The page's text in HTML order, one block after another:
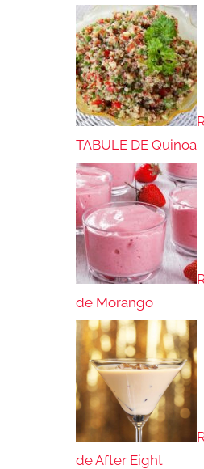
TABULE DE Quinoa
de Morango
de After Eight